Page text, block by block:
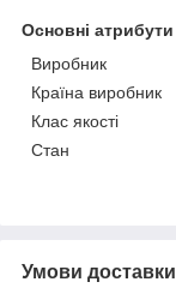
Основні атрибути
Виробник
Країна виробник
Клас якості
Стан
Умови доставки